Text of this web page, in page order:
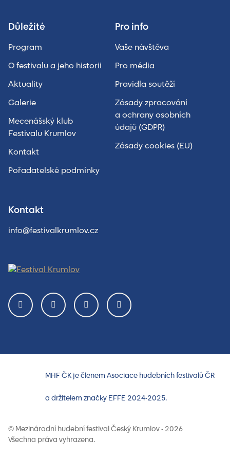
Důležité
Program
O festivalu a jeho historii
Aktuality
Galerie
Mecenášský klub
Festivalu Krumlov
Kontakt
Pořadatelské podmínky
Pro info
Vaše návštěva
Pro média
Pravidla soutěží
Zásady zpracování
a ochrany osobních
údajů (GDPR)
Zásady cookies (EU)
Kontakt
info@festivalkrumlov.cz
MHF ČK je členem Asociace hudebních festivalů ČR
a držitelem značky EFFE 2024-2025.
© Mezinárodní hudební festival Český Krumlov - 2026
Všechna práva vyhrazena.